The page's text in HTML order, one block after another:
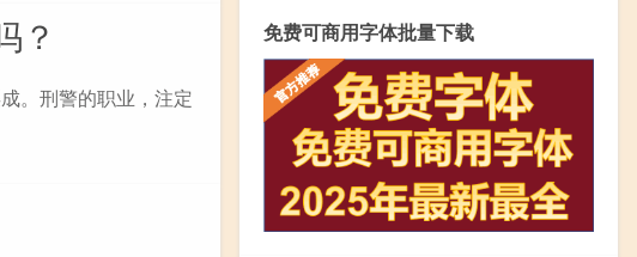
？
。刑警的职业，注定
免费可商用字体批量下载